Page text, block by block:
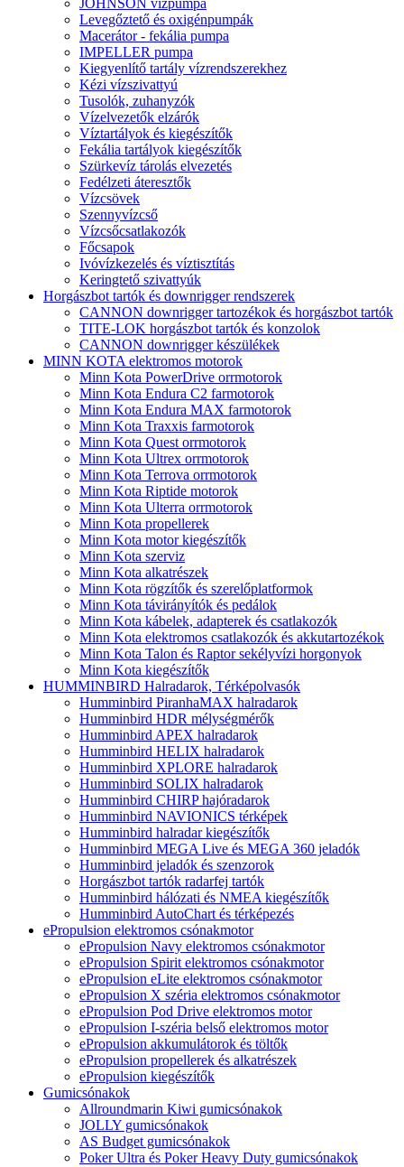
JOHNSON vízpumpa
Levegőztető és oxigénpumpák
Macerátor - fekália pumpa
IMPELLER pumpa
Kiegyenlítő tartály vízrendszerekhez
Kézi vízszivattyú
Tusolók, zuhanyzók
Vízelvezetők elzárók
Víztartályok és kiegészítők
Fekália tartályok kiegészítők
Szürkevíz tárolás elvezetés
Fedélzeti áteresztők
Vízcsövek
Szennyvízcső
Vízcsőcsatlakozók
Főcsapok
Ivóvízkezelés és víztisztítás
Keringtető szivattyúk
Horgászbot tartók és downrigger rendszerek
CANNON downrigger tartozékok és horgászbot tartók
TITE-LOK horgászbot tartók és konzolok
CANNON downrigger készülékek
MINN KOTA elektromos motorok
Minn Kota PowerDrive orrmotorok
Minn Kota Endura C2 farmotorok
Minn Kota Endura MAX farmotorok
Minn Kota Traxxis farmotorok
Minn Kota Quest orrmotorok
Minn Kota Ultrex orrmotorok
Minn Kota Terrova orrmotorok
Minn Kota Riptide motorok
Minn Kota Ulterra orrmotorok
Minn Kota propellerek
Minn Kota motor kiegészítők
Minn Kota szerviz
Minn Kota alkatrészek
Minn Kota rögzítők és szerelőplatformok
Minn Kota távirányítók és pedálok
Minn Kota kábelek, adapterek és csatlakozók
Minn Kota elektromos csatlakozók és akkutartozékok
Minn Kota Talon és Raptor sekélyvízi horgonyok
Minn Kota kiegészítők
HUMMINBIRD Halradarok, Térképolvasók
Humminbird PiranhaMAX halradarok
Humminbird HDR mélységmérők
Humminbird APEX halradarok
Humminbird HELIX halradarok
Humminbird XPLORE halradarok
Humminbird SOLIX halradarok
Humminbird CHIRP hajóradarok
Humminbird NAVIONICS térképek
Humminbird halradar kiegészítők
Humminbird MEGA Live és MEGA 360 jeladók
Humminbird jeladók és szenzorok
Horgászbot tartók radarfej tartók
Humminbird hálózati és NMEA kiegészítők
Humminbird AutoChart és térképezés
ePropulsion elektromos csónakmotor
ePropulsion Navy elektromos csónakmotor
ePropulsion Spirit elektromos csónakmotor
ePropulsion eLite elektromos csónakmotor
ePropulsion X széria elektromos csónakmotor
ePropulsion Pod Drive elektromos motor
ePropulsion I-széria belső elektromos motor
ePropulsion akkumulátorok és töltők
ePropulsion propellerek és alkatrészek
ePropulsion kiegészítők
Gumicsónakok
Allroundmarin Kiwi gumicsónakok
JOLLY gumicsónakok
AS Budget gumicsónakok
Poker Ultra és Poker Heavy Duty gumicsónakok